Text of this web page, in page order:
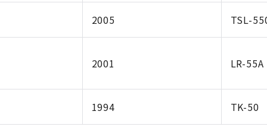
2005 TSL-
2001 LR-55A
1994 TK-50